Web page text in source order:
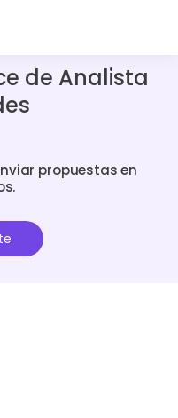
de Analista
propuestas en